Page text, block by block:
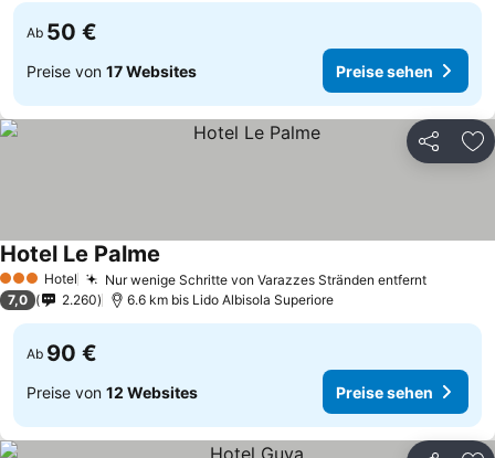
Ab 50 €
Preise von 17 Websites Preise sehen
Teilen
3 SterneHotel Nur wenige Schritte von Varazzes Stränden entfernt
Hotel Le Palme
7,0 2.260 6.6 km bis Lido Albisola Superiore
Ab 90 €
Preise von 12 Websites Preise sehen